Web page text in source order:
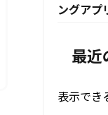
ングアプ
最近
表示でき